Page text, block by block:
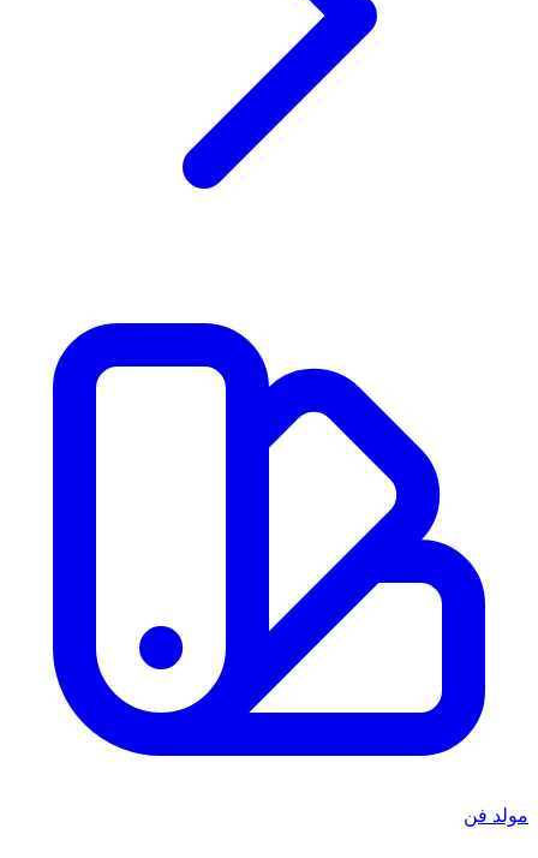
مولد فن